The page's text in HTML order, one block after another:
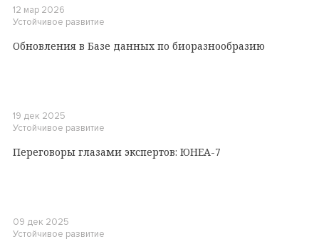
12 мар 2026
Устойчивое развитие
Обновления в Базе данных по биоразнообразию
19 дек 2025
Устойчивое развитие
Переговоры глазами экспертов: ЮНЕА-7
09 дек 2025
Устойчивое развитие